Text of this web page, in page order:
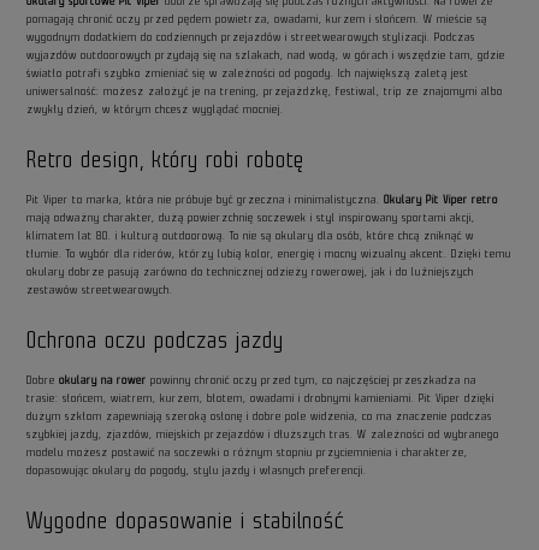
pomagają chronić oczy przed pędem powietrza, owadami, kurzem i słońcem. W mieście są
wygodnym dodatkiem do codziennych przejazdów i streetwearowych stylizacji. Podczas
wyjazdów outdoorowych przydają się na szlakach, nad wodą, w górach i wszędzie tam, gdzie
światło potrafi szybko zmieniać się w zależności od pogody. Ich największą zaletą jest
uniwersalność: możesz założyć je na trening, przejażdżkę, festiwal, trip ze znajomymi albo
zwykły dzień, w którym chcesz wyglądać mocniej.
Retro design, który robi robotę
Pit Viper to marka, która nie próbuje być grzeczna i minimalistyczna. Okulary Pit Viper retro
mają odważny charakter, dużą powierzchnię soczewek i styl inspirowany sportami akcji,
klimatem lat 80. i kulturą outdoorową. To nie są okulary dla osób, które chcą zniknąć w
tłumie. To wybór dla riderów, którzy lubią kolor, energię i mocny wizualny akcent. Dzięki temu
okulary dobrze pasują zarówno do technicznej odzieży rowerowej, jak i do luźniejszych
zestawów streetwearowych.
Ochrona oczu podczas jazdy
Dobreokulary na rower powinny chronić oczy przed tym, co najczęściej przeszkadza na
trasie: słońcem, wiatrem, kurzem, błotem, owadami i drobnymi kamieniami. Pit Viper dzięki
dużym szkłom zapewniają szeroką osłonę i dobre pole widzenia, co ma znaczenie podczas
szybkiej jazdy, zjazdów, miejskich przejazdów i dłuższych tras. W zależności od wybranego
modelu możesz postawić na soczewki o różnym stopniu przyciemnienia i charakterze,
dopasowując okulary do pogody, stylu jazdy i własnych preferencji.
Wygodne dopasowanie i stabilność